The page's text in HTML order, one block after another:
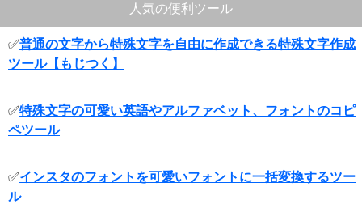
人気の便利ツール
✅普通の文字から特殊文字を自由に作成できる特殊文字作成
ツール【もじつく】
✅特殊文字の可愛い英語やアルファベット、フォントのコピ
ペツール
✅インスタのフォントを可愛いフォントに一括変換するツー
ル